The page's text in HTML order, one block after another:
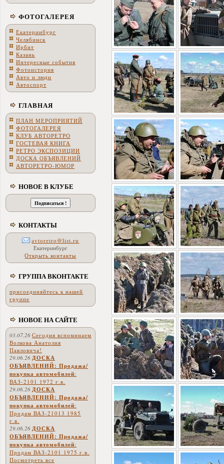
ФОТОГАЛЕРЕЯ
Екатеринбург
Челябинск
Ирбит
Казань
Интересные события
Фотоистория
Авто и люди
Автоспорт
ГЛАВНАЯ
ПЛАН МЕРОПРИЯТИЙ
ФОТОГАЛЕРЕЯ
КЛУБ АВТОРЕТРО
ГОСТЕВАЯ КНИГА
РЕТРО ЭКСПОЗИЦИИ
ДОСКА ОБЪЯВЛЕНИЙ
АВТОРЕТРО-ЮМОР
НОВОЕ В КЛУБЕ
КОНТАКТЫ
avtoretro@list.ru
Екатеринбург
Открыть контакты
ГРУППА ВКОНТАКТЕ
присоединяйтесь к нашей
группе
НОВОЕ НА САЙТЕ
03.07.26 Сегодня вспоминаем
Волкова Анатолия
Павловича!
29.06.26 ДОСКА
ОБЪЯВЛЕНИЙ: Продажа/
покупка автомобилей:
ВАЗ-2101 1972 г.в.
29.06.26 ДОСКА
ОБЪЯВЛЕНИЙ: Продажа/
покупка автомобилей:
Продам ВАЗ-21013 1985
г.в.
29.06.26 ДОСКА
ОБЪЯВЛЕНИЙ: Продажа/
покупка автомобилей:
Продам ВАЗ-2101 1975 г.в.
Посмотреть все